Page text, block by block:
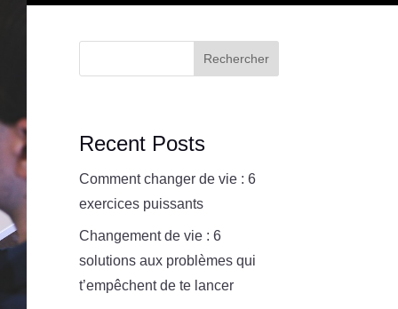
Rechercher
Recent Posts
Comment changer de vie : 6
exercices puissants
Changement de vie : 6
solutions aux problèmes qui
t’empêchent de te lancer